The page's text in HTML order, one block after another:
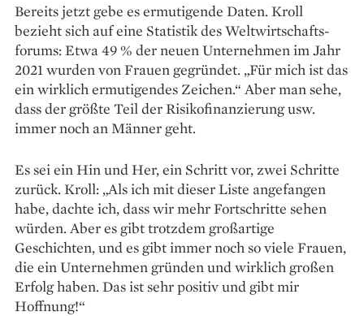
Bereits jetzt gebe es ermuti­gende Daten. Kroll
bezieht sich auf eine Statistik des Weltwirtschafts­
forums: Etwa 49 % der neuen Un­ternehmen im Jahr
2021 wurden von Frauen gegründet. „Für mich ist das
ein wirklich ermutigendes Zeichen.“ Aber man sehe,
dass der größte Teil der Risikofinanzierung usw.
immer noch an Männer geht.
Es sei ein Hin und Her, ein Schritt vor, zwei Schritte
zurück. Kroll: „Als ich mit dieser Liste angefangen
habe, dachte ich, dass wir mehr Fortschritte sehen
würden. Aber es gibt trotzdem großartige
Geschichten, und es gibt immer noch so viele Frauen,
die ein Unternehmen gründen und wirklich großen
Erfolg haben. Das ist sehr positiv und gibt mir
Hoffnung!“